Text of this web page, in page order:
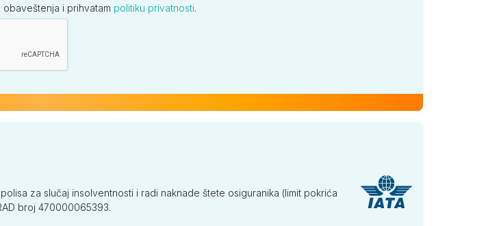
i prihvatam politiku privatnosti.
za slučaj insolventnosti i radi naknade štete osiguranika (limit pokrića
broj 470000065393.